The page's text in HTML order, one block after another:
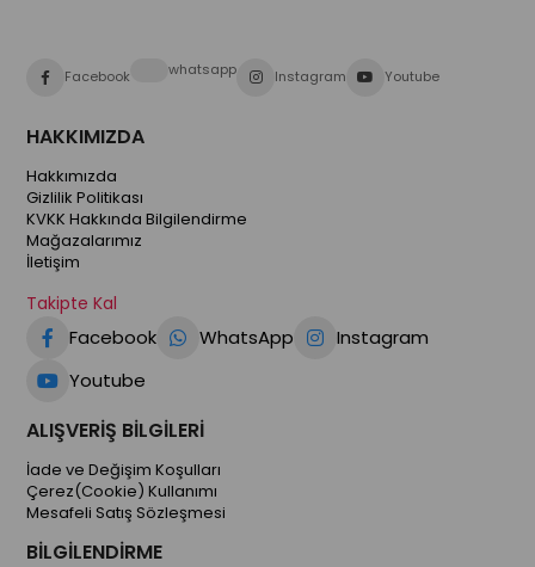
Facebook whatsapp Instagram Youtube
HAKKIMIZDA
Hakkımızda
Gizlilik Politikası
KVKK Hakkında Bilgilendirme
Mağazalarımız
İletişim
Takipte Kal
Facebook WhatsApp
Instagram
Youtube
ALIŞVERİŞ BİLGİLERİ
İade ve Değişim Koşulları
Çerez(Cookie) Kullanımı
Mesafeli Satış Sözleşmesi
BİLGİLENDİRME